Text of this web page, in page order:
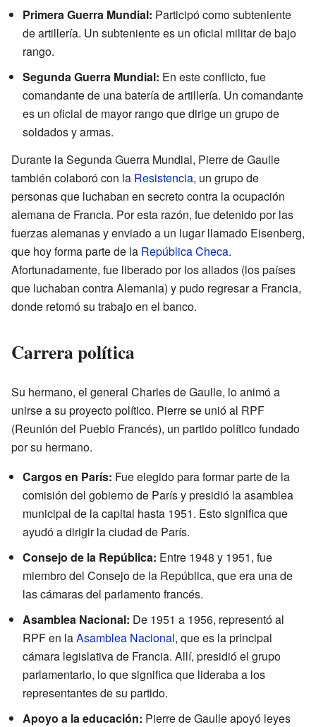
Primera Guerra Mundial: Participó como subteniente
de artillería. Un subteniente es un oficial militar de bajo
rango.
Segunda Guerra Mundial: En este conflicto, fue
comandante de una batería de artillería. Un comandante
es un oficial de mayor rango que dirige un grupo de
soldados y armas.
Durante la Segunda Guerra Mundial, Pierre de Gaulle
también colaboró con la Resistencia, un grupo de
personas que luchaban en secreto contra la ocupación
alemana de Francia. Por esta razón, fue detenido por las
fuerzas alemanas y enviado a un lugar llamado Eisenberg,
que hoy forma parte de la República Checa.
Afortunadamente, fue liberado por los aliados (los países
que luchaban contra Alemania) y pudo regresar a Francia,
donde retomó su trabajo en el banco.
Carrera política
Su hermano, el general Charles de Gaulle, lo animó a
unirse a su proyecto político. Pierre se unió al RPF
(Reunión del Pueblo Francés), un partido político fundado
por su hermano.
Cargos en París: Fue elegido para formar parte de la
comisión del gobierno de París y presidió la asamblea
municipal de la capital hasta 1951. Esto significa que
ayudó a dirigir la ciudad de París.
Consejo de la República: Entre 1948 y 1951, fue
miembro del Consejo de la República, que era una de
las cámaras del parlamento francés.
Asamblea Nacional: De 1951 a 1956, representó al
RPF en laAsamblea Nacional, que es la principal
cámara legislativa de Francia. Allí, presidió el grupo
parlamentario, lo que significa que lideraba a los
representantes de su partido.
Apoyo a la educación: Pierre de Gaulle apoyó leyes